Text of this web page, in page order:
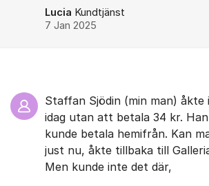
Lucia Kundtjänst
7 Jan 2025
Staffan Sjödin (min man) åkte
idag utan att betala 34 kr.
kunde betala hemifrån. Kan
just nu, åkte tillbaka till
Men kunde inte det där,